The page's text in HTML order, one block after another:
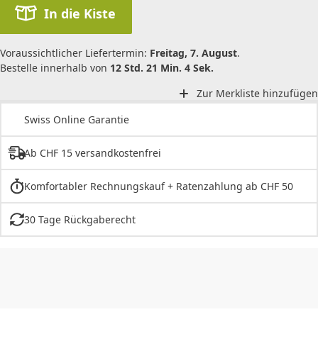
In die Kiste
Voraussichtlicher Liefertermin: Freitag, 7. August.
Bestelle innerhalb von 12 Std. 21 Min. 4 Sek.
Zur Merkliste hinzufügen
Swiss Online Garantie
Ab CHF 15 versandkostenfrei
Komfortabler Rechnungskauf + Ratenzahlung ab CHF 50
30 Tage Rückgaberecht